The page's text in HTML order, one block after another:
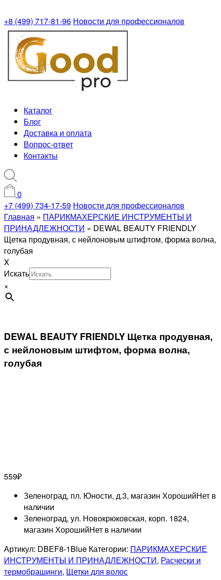
+8 (499) 717-81-96 Новости для профессионалов
Каталог
Блог
Доставка и оплата
Вопрос-ответ
Контакты
0
+7 (499) 734-17-59 Новости для профессионалов
Главная » ПАРИКМАХЕРСКИЕ ИНСТРУМЕНТЫ И
ПРИНАДЛЕЖНОСТИ » DEWAL BEAUTY FRIENDLY
Щетка продувная, с нейлоновым штифтом, форма волна,
голубая
X
Искать
×
DEWAL BEAUTY FRIENDLY Щетка продувная,
с нейлоновым штифтом, форма волна,
голубая
559₽
Зеленоград, пл. Юности, д.3, магазин ХорошийНет в
наличии
Зеленоград, ул. Новокрюковская, корп. 1824,
магазин ХорошийНет в наличии
Артикул: DBEF8-1Blue Категории: ПАРИКМАХЕРСКИЕ
ИНСТРУМЕНТЫ И ПРИНАДЛЕЖНОСТИ, Расчески и
термобрашинги, Щетки для волос